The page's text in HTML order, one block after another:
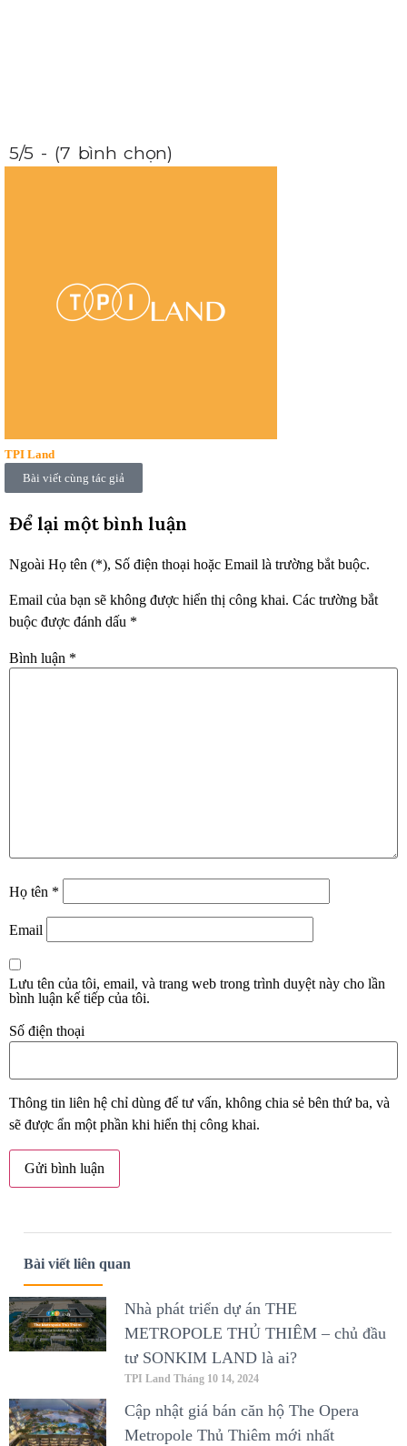
5/5 - (7 bình chọn)
TPI Land
Bài viết cùng tác giả
Để lại một bình luận
Ngoài Họ tên (*), Số điện thoại hoặc Email là trường bắt buộc.
Email của bạn sẽ không được hiển thị công khai. Các trường bắt
buộc được đánh dấu *
Bình luận *
Họ tên *
Email
Lưu tên của tôi, email, và trang web trong trình duyệt này cho lần
bình luận kế tiếp của tôi.
Số điện thoại
Thông tin liên hệ chỉ dùng để tư vấn, không chia sẻ bên thứ ba, và
sẽ được ẩn một phần khi hiển thị công khai.
Bài viết liên quan
Nhà phát triển dự án THE
METROPOLE THỦ THIÊM – chủ đầu
tư SONKIM LAND là ai?
TPI Land Tháng 10 14, 2024
Cập nhật giá bán căn hộ The Opera
Metropole Thủ Thiêm mới nhất